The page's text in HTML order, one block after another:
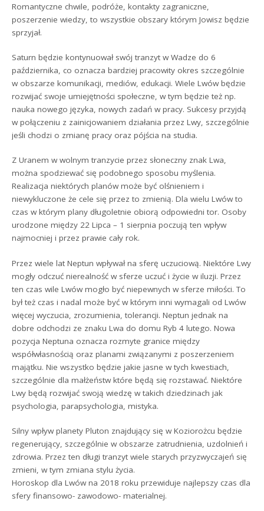
Romantyczne chwile, podróże, kontakty zagraniczne,
poszerzenie wiedzy, to wszystkie obszary którym Jowisz będzie
sprzyjał.
Saturn będzie kontynuował swój tranzyt w Wadze do 6
października, co oznacza bardziej pracowity okres szczególnie
w obszarze komunikacji, mediów, edukacji. Wiele Lwów będzie
rozwijać swoje umiejętności społeczne, w tym będzie też np.
nauka nowego języka, nowych zadań w pracy. Sukcesy przyjdą
w połączeniu z zainicjowaniem działania przez Lwy, szczególnie
jeśli chodzi o zmianę pracy oraz pójścia na studia.
Z Uranem w wolnym tranzycie przez słoneczny znak Lwa,
można spodziewać się podobnego sposobu myślenia.
Realizacja niektórych planów może być olśnieniem i
niewykluczone że cele się przez to zmienią. Dla wielu Lwów to
czas w którym plany długoletnie obiorą odpowiedni tor. Osoby
urodzone między 22 Lipca – 1 sierpnia poczują ten wpływ
najmocniej i przez prawie cały rok.
Przez wiele lat Neptun wpływał na sferę uczuciową. Niektóre Lwy
mogły odczuć nierealność w sferze uczuć i życie w iluzji. Przez
ten czas wile Lwów mogło być niepewnych w sferze miłości. To
był też czas i nadal może być w którym inni wymagali od Lwów
więcej wyczucia, zrozumienia, tolerancji. Neptun jednak na
dobre odchodzi ze znaku Lwa do domu Ryb 4 lutego. Nowa
pozycja Neptuna oznacza rozmyte granice między
współwłasnością oraz planami związanymi z poszerzeniem
majątku. Nie wszystko będzie jakie jasne w tych kwestiach,
szczególnie dla małżeństw które będą się rozstawać. Niektóre
Lwy będą rozwijać swoją wiedzę w takich dziedzinach jak
psychologia, parapsychologia, mistyka.
Silny wpływ planety Pluton znajdujący się w Koziorożcu będzie
regenerujący, szczególnie w obszarze zatrudnienia, uzdolnień i
zdrowia. Przez ten długi tranzyt wiele starych przyzwyczajeń się
zmieni, w tym zmiana stylu życia.
Horoskop dla Lwów na 2018 roku przewiduje najlepszy czas dla
sfery finansowo- zawodowo- materialnej.